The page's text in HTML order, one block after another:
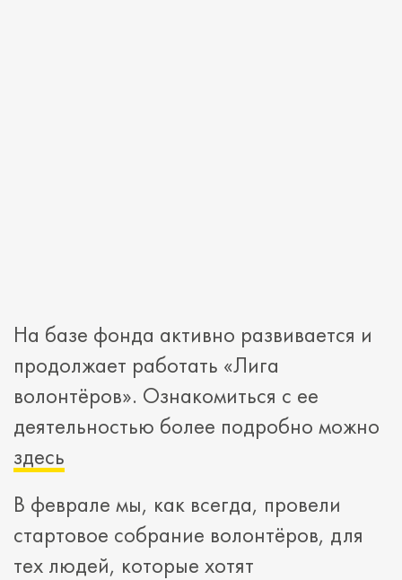
На базе фонда активно развивается и
продолжает работать «Лига
волонтёров». Ознакомиться с ее
деятельностью более подробно можно
здесь
В феврале мы, как всегда, провели
стартовое собрание волонтёров, для
тех людей, которые хотят